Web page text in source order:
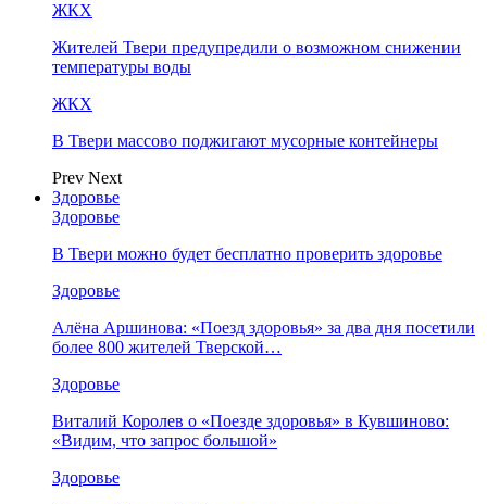
ЖКХ
Жителей Твери предупредили о возможном снижении
температуры воды
ЖКХ
В Твери массово поджигают мусорные контейнеры
Prev Next
Здоровье
Здоровье
В Твери можно будет бесплатно проверить здоровье
Здоровье
Алёна Аршинова: «Поезд здоровья» за два дня посетили
более 800 жителей Тверской…
Здоровье
Виталий Королев о «Поезде здоровья» в Кувшиново:
«Видим, что запрос большой»
Здоровье